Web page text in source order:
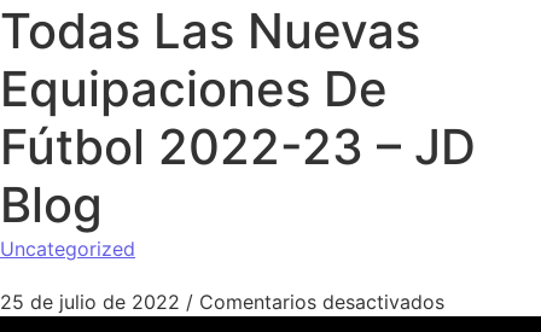
Todas Las Nuevas
Equipaciones De
Fútbol 2022-23 – JD
Blog
Uncategorized
25 de julio de 2022 / Comentarios desactivadosen Todas